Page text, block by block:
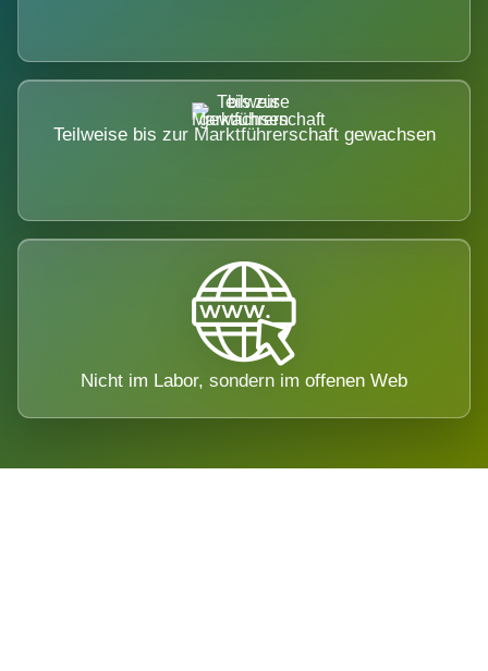
Teilweise bis zur Marktführerschaft gewachsen
Nicht im Labor, sondern im offenen Web